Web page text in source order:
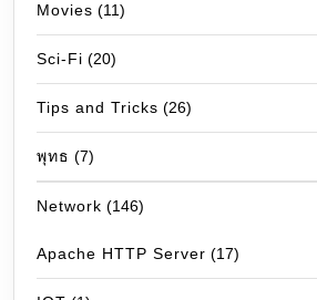
Movies (11)
Sci-Fi (20)
Tips and Tricks (26)
พุทธ (7)
Network (146)
Apache HTTP Server (17)